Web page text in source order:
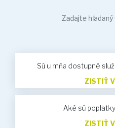
Sú u mňa dostupné
ZISTIŤ
Aké sú
ZISTIŤ